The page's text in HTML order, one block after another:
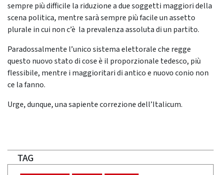
sempre più difficile la riduzione a due soggetti maggiori della
scena politica, mentre sarà sempre più facile un assetto
plurale in cui non c’è la prevalenza assoluta di un partito.
Paradossalmente l’unico sistema elettorale che regge
questo nuovo stato di cose è il proporzionale tedesco, più
flessibile, mentre i maggioritari di antico e nuovo conio non
ce la fanno.
Urge, dunque, una sapiente correzione dell’Italicum.
TAG